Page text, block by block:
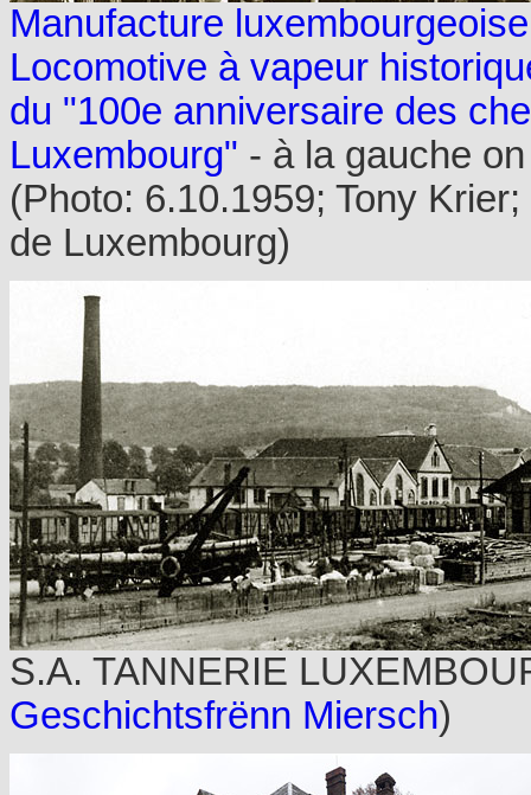
Manufacture
Locomotive à vapeur
du "100e anniversaire des
Luxembourg" - à la gauche
(Photo: 6.10.1959; Tony
de Luxembourg)
S.A. TANNERIE
Geschichtsfrënn Miersch)